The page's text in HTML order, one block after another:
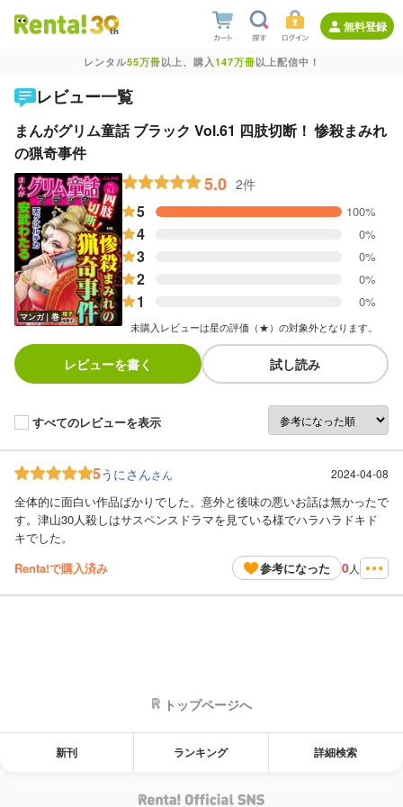
無料登録
レンタル55万冊以上、購入147万冊以上配信中！
レビュー一覧
まんがグリム童話 ブラック Vol.61 四肢切断！ 惨殺まみれ
の猟奇事件
マンガ｜巻
5.0 2件
5 100%
4 0%
3 0%
2 0%
1 0%
未購入レビューは星の評価（★）の対象外となります。
レビューを書く 試し読み
すべてのレビューを表示
5うにさんさん 2024-04-08
全体的に面白い作品ばかりでした。意外と後味の悪いお話は無かったで
す。津山30人殺しはサスペンスドラマを見ている様でハラハラドキド
キでした。
Renta!で購入済み
参考になった 0人
トップページへ
新刊 ランキング 詳細検索